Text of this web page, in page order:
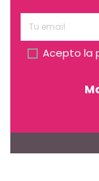
Acepto la